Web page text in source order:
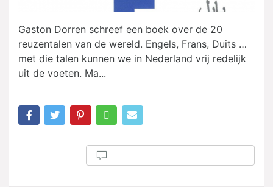
Gaston Dorren schreef een boek over de 20
reuzentalen van de wereld. Engels, Frans, Duits …
met die talen kunnen we in Nederland vrij redelijk
uit de voeten. Ma...